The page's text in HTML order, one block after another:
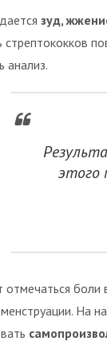
зуд,
стрептококков
анализ.
этого
отмечаться
На